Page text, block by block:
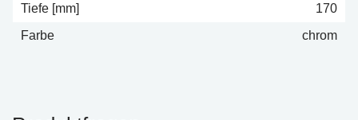
Tiefe [mm]
170
Farbe
chrom